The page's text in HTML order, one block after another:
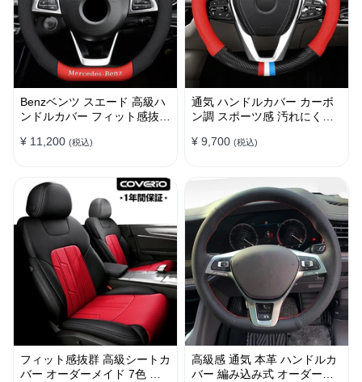
Benzベンツ スエード 高級ハ
ンドルカバー フィット感抜群
38CM
¥ 11,200 (税込)
通気 ハンドルカバー カーボ
ン調 スポーツ感 汚れにくい
け簡単 38CM
¥ 9,700 (税込)
フィット感抜群 高級シートカ
バー オーダーメイド 7色 防
高級感 通気 本革 ハンドルカ
バー 編み込み式 オーダーメ